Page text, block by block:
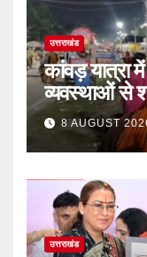
उत्तराखंड
कांवड़ यात्रा
व्यवस्थाओं से
8 AUGUST
उत्तराखंड